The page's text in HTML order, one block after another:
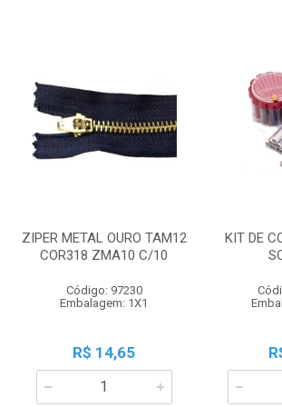
ZIPER METAL OURO TAM12
COR318 ZMA10 C/10
Código: 97230
Embalagem: 1X1
R$ 14,65
KIT DE